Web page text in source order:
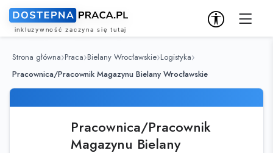
Strona główna Praca Bielany Wrocławskie Logistyka
Pracownica/Pracownik Magazynu Bielany Wrocławskie
Pracownica/Pracownik
Magazynu Bielany